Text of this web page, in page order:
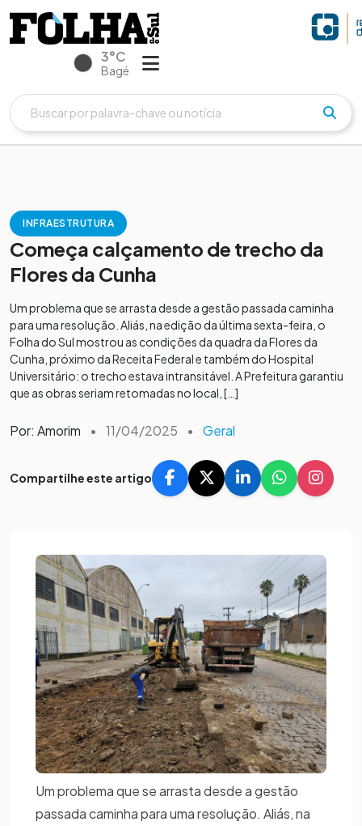
3°C
Bagé
INFRAESTRUTURA
Começa calçamento de trecho da
Flores da Cunha
Um problema que se arrasta desde a gestão passada caminha
para uma resolução. Aliás, na edição da última sexta-feira, o
Folha do Sul mostrou as condições da quadra da Flores da
Cunha, próximo da Receita Federal e também do Hospital
Universitário: o trecho estava intransitável. A Prefeitura garantiu
que as obras seriam retomadas no local, […]
Por: Amorim • 11/04/2025 • Geral
Compartilhe este artigo
Um problema que se arrasta desde a gestão
passada caminha para uma resolução. Aliás, na